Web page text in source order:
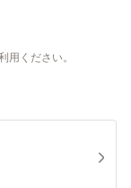
用ください。